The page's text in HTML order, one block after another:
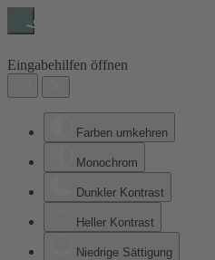
Eingabehilfen öffnen
Farben umkehren
Monochrom
Dunkler Kontrast
Heller Kontrast
Niedrige Sättigung